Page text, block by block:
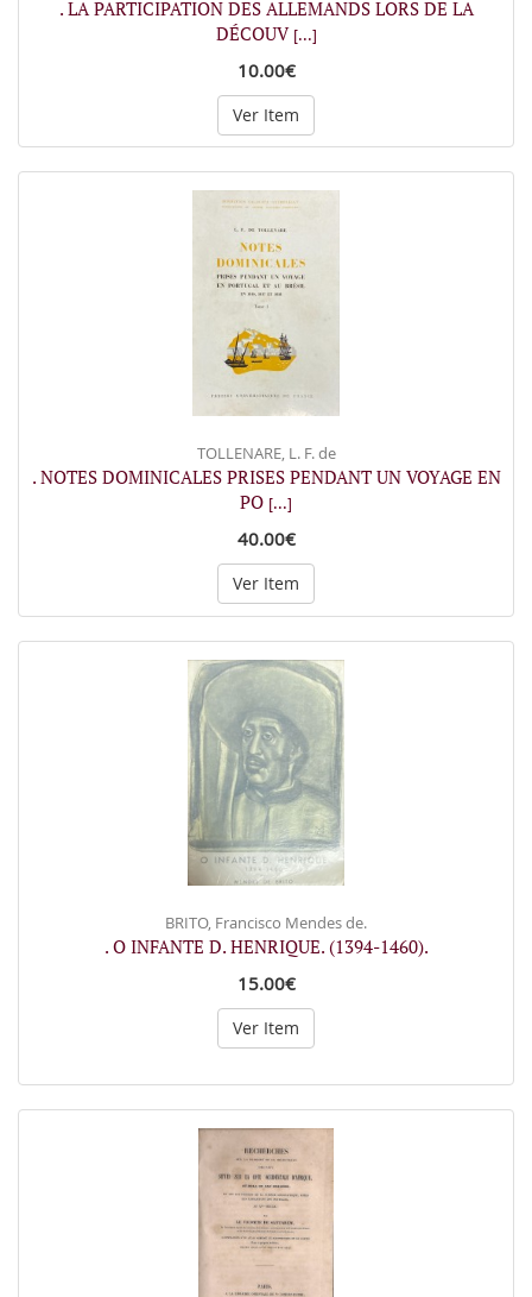
. LA PARTICIPATION DES ALLEMANDS LORS DE LA
DÉCOUV [...]
10.00€
Ver Item
TOLLENARE, L. F. de
. NOTES DOMINICALES PRISES PENDANT UN VOYAGE EN
PO [...]
40.00€
Ver Item
BRITO, Francisco Mendes de.
. O INFANTE D. HENRIQUE. (1394-1460).
15.00€
Ver Item